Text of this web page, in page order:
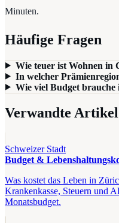
Minuten.
Häufige Fragen
Wie teuer ist Wohnen in
In welcher
Wie viel Budget brauche
Verwandte Artikel
Schweizer Stadt
Budget &
Was kostet das Leben in
Krankenkasse, Steuern und
Monatsbudget.